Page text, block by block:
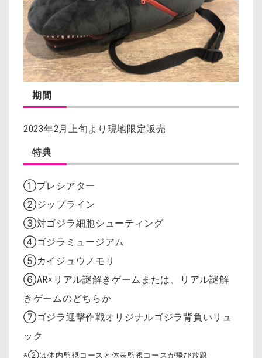
期間
2023年2月上旬より現地限定販売
特典
①プレシアター
②ジップライン
③対ゴジラ細胞シューティング
④ゴジラミュージアム
⑤カイジュウノモリ
⑥AR×リアル謎解きゲームまたは、リアル謎解
きゲームのどちらか
⑦ゴジラ迎撃作戦オリジナルゴジラ背負いリュ
ック
※②は体内監視コースと体表監視コースが飛び放題